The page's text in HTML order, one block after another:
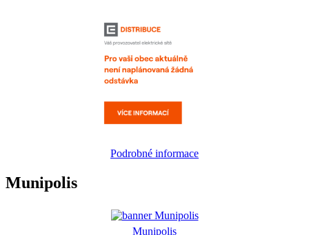
Podrobné informace
Munipolis
Munipolis